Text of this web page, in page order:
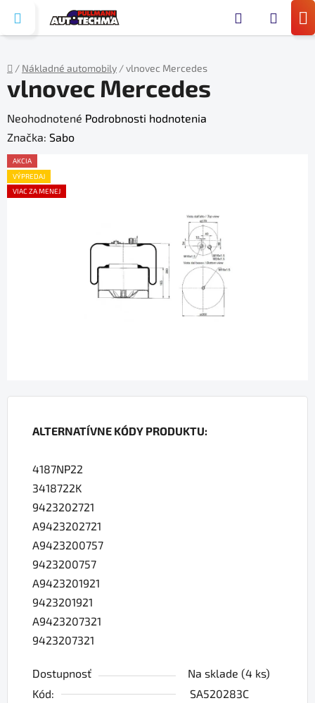
obsah
Domov
/ Nákladné automobily /vlnovec Mercedes
ALTERNATÍVNE KÓDY PRODUKTU:
4187NP22
3418722K
9423202721
A9423202721
A9423200757
9423200757
A9423201921
9423201921
A9423207321
9423207321
Dostupnosť Na sklade (4 ks)
Kód:
SA520283C
vlnovec Mercedes
Priemerné
hodnotenie
produktu
je
0,0
Neohodnotené Podrobnosti hodnotenia
Značka: Sabo
AKCIA
VÝPREDAJ
VIAC ZA MENEJ